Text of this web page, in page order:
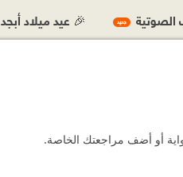
أو أضف مراجعتك الخاصة.
الصوتية جديد 🎉 عيد ميلاد أبجد